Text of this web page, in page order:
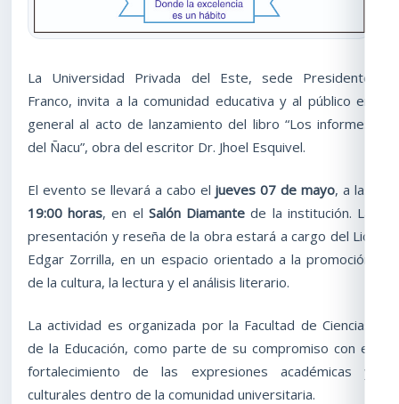
La Universidad Privada del Este, sede Presidente
Franco, invita a la comunidad educativa y al público en
general al acto de lanzamiento del libro “Los informes
del Ñacu”, obra del escritor Dr. Jhoel Esquivel.
El evento se llevará a cabo el jueves 07 de mayo, a las
19:00 horas, en el Salón Diamantede la institución. La
presentación y reseña de la obra estará a cargo del Lic.
Edgar Zorrilla, en un espacio orientado a la promoción
de la cultura, la lectura y el análisis literario.
La actividad es organizada por la Facultad de Ciencias
de la Educación, como parte de su compromiso con el
fortalecimiento de las expresiones académicas y
culturales dentro de la comunidad universitaria.